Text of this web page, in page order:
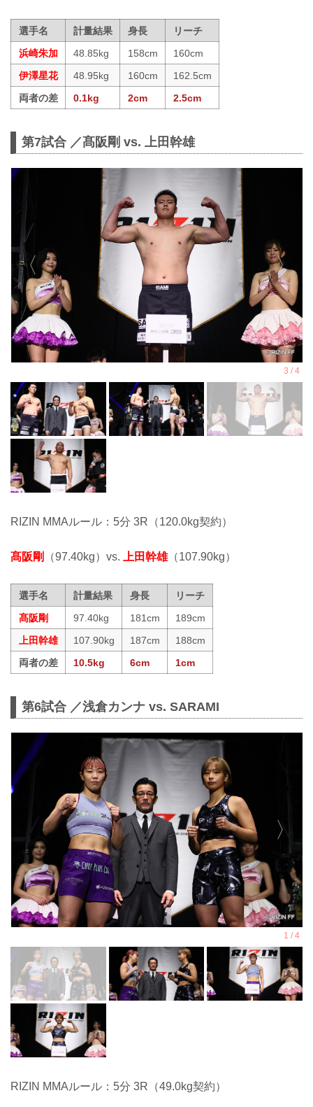
選手名 計量結果 身長
リーチ
浜崎朱加
48.85kg 158cm
160cm
伊澤星花
48.95kg 160cm
162.5cm
両者の差
0.1kg 2cm 2.5cm
第7試合 ／髙阪剛 vs. 上田幹雄
RIZIN MMAルール：5分 3R（120.0kg契約）
髙阪剛 （97.40kg）vs. 上田幹雄（107.90kg）
選手名 計量結果 身長
リーチ
髙阪剛
97.40kg 181cm
189cm
上田幹雄
107.90kg 187cm
188cm
両者の差
10.5kg 6cm 1cm
第6試合 ／浅倉カンナ vs. SARAMI
RIZIN MMAルール：5分 3R（49.0kg契約）